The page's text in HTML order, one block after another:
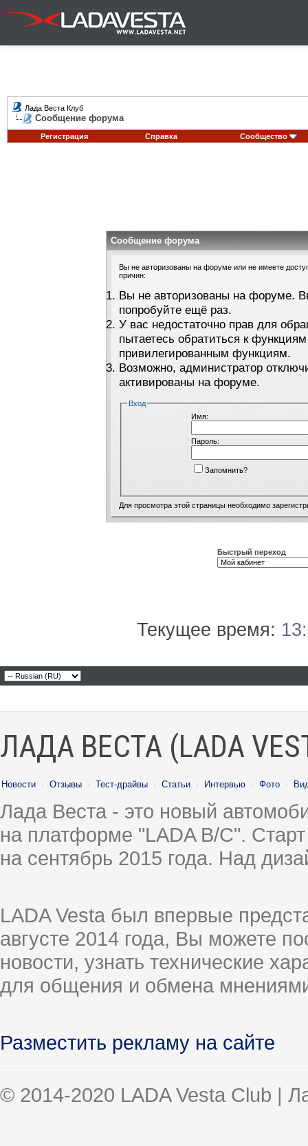
Лада Веста Клуб
Сообщение форума
Регистрация Справка Сообщество
Сообщение форума
Вы не авторизованы на форуме или не имеете
причин:
Вы не авторизованы на форуме.
попробуйте ещё раз.
У вас недостаточно прав для
пытаетесь обратиться к
привилегированным функциям.
Возможно, администратор
активированы на форуме.
Вход
Имя:
Пароль:
Запомнить?
Для просмотра этой страницы необходимо
Быстрый переход
Текущее время:
ЛАДА ВЕСТА (LADA
Новости · Отзывы · Тест-драйвы · Статьи · Интервью · Фото ·
Лада Веста - это новый
на платформе "LADA B/C".
на сентябрь 2015 года. Над
LADA Vesta был впервые
августе 2014 года, Вы можете
новости, узнать технические
для общения и обмена
Разместить рекламу на сайте
© 2014-2020 LADA Vesta Club |